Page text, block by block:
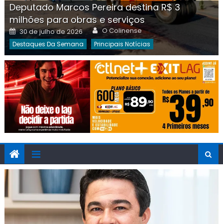
Deputado Marcos Pereira destina R$ 3
milhões para obras e serviços
Posted
on
30 de julho de 2026 Author
O Colinense
Destaques Da Semana Principais Notícias